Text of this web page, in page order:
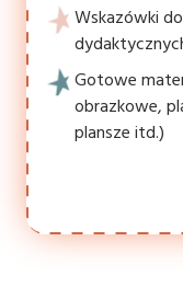
Wskazówki
Gotowe
obrazkowe,
plansze itd.)